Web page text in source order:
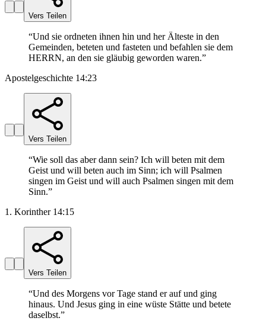
Vers Teilen
“Und sie ordneten ihnen hin und her Älteste in den
Gemeinden, beteten und fasteten und befahlen sie dem
HERRN, an den sie gläubig geworden waren.”
Apostelgeschichte 14:23
Vers Teilen
“Wie soll das aber dann sein? Ich will beten mit dem
Geist und will beten auch im Sinn; ich will Psalmen
singen im Geist und will auch Psalmen singen mit dem
Sinn.”
1. Korinther 14:15
Vers Teilen
“Und des Morgens vor Tage stand er auf und ging
hinaus. Und Jesus ging in eine wüste Stätte und betete
daselbst.”